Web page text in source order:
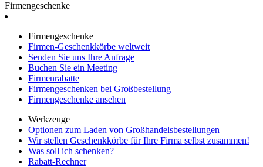
Firmengeschenke
Firmengeschenke
Firmen-Geschenkkörbe weltweit
Senden Sie uns Ihre Anfrage
Buchen Sie ein Meeting
Firmenrabatte
Firmengeschenken bei Großbestellung
Firmengeschenke ansehen
Werkzeuge
Optionen zum Laden von Großhandelsbestellungen
Wir stellen Geschenkkörbe für Ihre Firma selbst zusammen!
Was soll ich schenken?
Rabatt-Rechner